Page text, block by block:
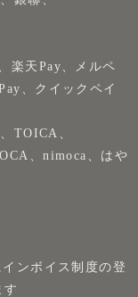
楽天Pay、メルペ
、クイックペイ
TOICA、
、nimoca、はや
ンボイス制度の登
す